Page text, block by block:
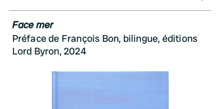
Face mer
Préface de François Bon, bilingue, éditions
Lord Byron, 2024